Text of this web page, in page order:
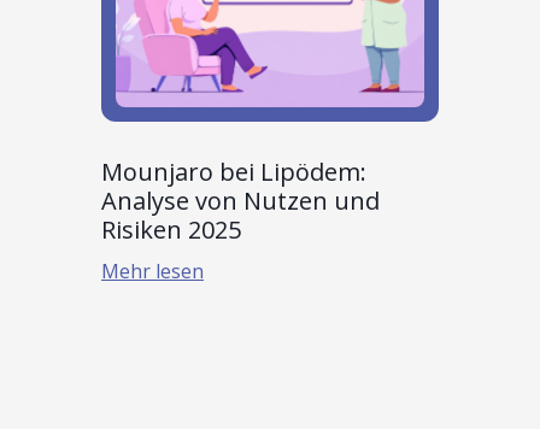
Mounjaro bei Lipödem:
Analyse von Nutzen und
Risiken 2025
Mehr lesen